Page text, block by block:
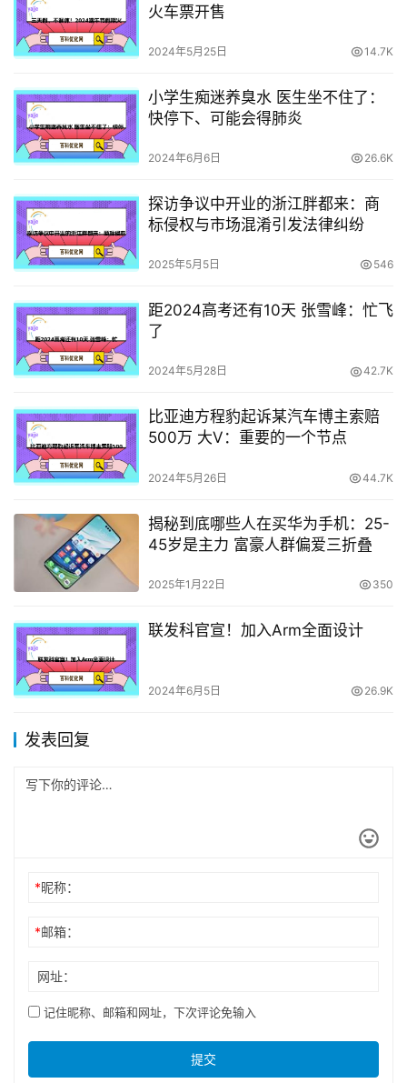
火车票开售
2024年5月25日 14.7K
小学生痴迷养臭水 医生坐不住了：
快停下、可能会得肺炎
2024年6月6日 26.6K
探访争议中开业的浙江胖都来：商
标侵权与市场混淆引发法律纠纷
2025年5月5日 546
距2024高考还有10天 张雪峰：忙飞
了
2024年5月28日 42.7K
比亚迪方程豹起诉某汽车博主索赔
500万 大V：重要的一个节点
2024年5月26日 44.7K
揭秘到底哪些人在买华为手机：25-
45岁是主力 富豪人群偏爱三折叠
2025年1月22日 350
联发科官宣！加入Arm全面设计
2024年6月5日 26.9K
发表回复
*昵称：
*邮箱：
网址：
记住昵称、邮箱和网址，下次评论免输入
提交